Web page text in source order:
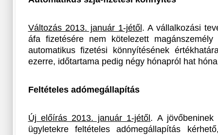
Változás 2013. január 1-jétől . A vállalkozási
áfa fizetésére nem kötelezett magánszemély
automatikus fizetési könnyítésének
ezerre, időtartama pedig négy hónapról hat
Feltételes adómegállapítás
Új előírás 2013. január 1-jétől . A jövőbeninek
ügyletekre feltételes adómegállapítás